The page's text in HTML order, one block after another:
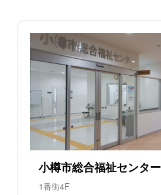
小樽市総合福祉センター
1番街4F